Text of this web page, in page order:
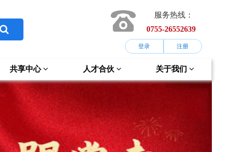
服务热线：
0755-26552639
共享中心 人才合伙 关于我们
登录 注册